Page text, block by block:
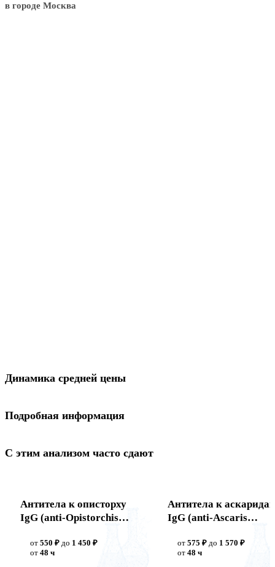
в городе Москва
Динамика средней цены
Подробная информация
С этим анализом часто сдают
Антитела к описторху
IgG (anti-Opistorchis
от 550 ₽ до 1 450 ₽
от 48 ч
Антитела к
IgG (anti-Ascaris
от 575 ₽ до 1 570 ₽
от 48 ч